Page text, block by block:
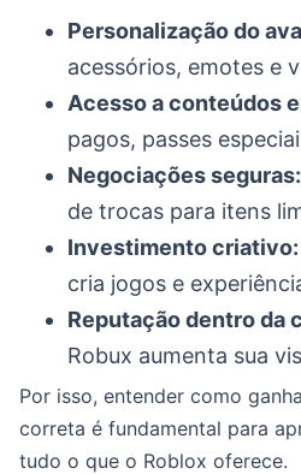
Personalização do
acessórios, emotes e
Acesso a conteúdos
pagos, passes
Negociações seguras:
de trocas para itens
Investimento criativo:
cria jogos e
Reputação dentro da
Robux aumenta sua
Por isso, entender como
correta é fundamental para
tudo o que o Roblox oferece.